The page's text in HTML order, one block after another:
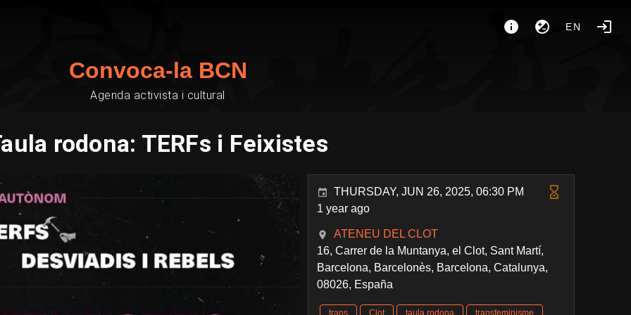
EN
Convoca-la BCN
Agenda activista i cultural
rodona: TERFs i Feixistes
THURSDAY, JUN 26, 2025, 06:30 PM
1 year ago
ATENEU DEL CLOT
16, Carrer de la Muntanya, el Clot, Sant Martí,
Barcelona, Barcelonès, Barcelona, Catalunya,
08026, España
trans Clot taula rodona transfeminisme